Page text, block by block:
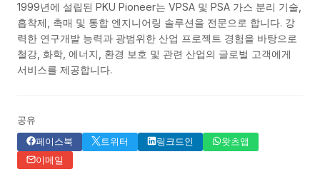
1999년에 설립된 PKU Pioneer는 VPSA 및 PSA 가스 분리 기술,
흡착제, 촉매 및 통합 엔지니어링 솔루션을 전문으로 합니다. 강
력한 연구개발 능력과 광범위한 산업 프로젝트 경험을 바탕으로
철강, 화학, 에너지, 환경 보호 및 관련 산업의 글로벌 고객에게
서비스를 제공합니다.
공유
페이스북
트위터 링크드인
왓츠앱
이메일